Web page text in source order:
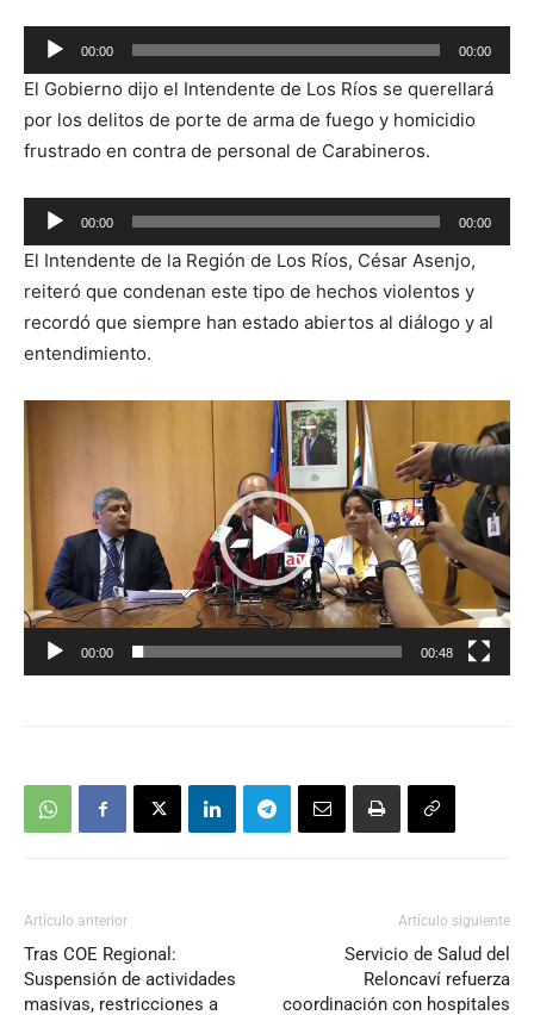
Reproductor
de
audio
00:00 00:00
El Gobierno dijo el Intendente de Los Ríos se querellará
por los delitos de porte de arma de fuego y homicidio
frustrado en contra de personal de Carabineros.
Reproductor
de
audio
00:00 00:00
El Intendente de la Región de Los Ríos, César Asenjo,
reiteró que condenan este tipo de hechos violentos y
recordó que siempre han estado abiertos al diálogo y al
entendimiento.
de
00:00 00:48
Artículo anterior
Tras COE Regional:
Suspensión de actividades
masivas, restricciones a
Artículo siguiente
Servicio de Salud del
Reloncaví refuerza
coordinación con hospitales